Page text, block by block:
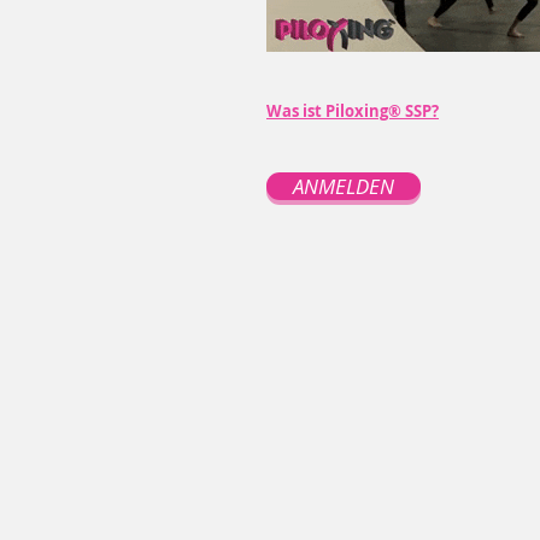
Was ist Piloxing® SSP?
ANMELDEN